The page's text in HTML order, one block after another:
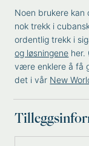
Noen brukere kan
nok trekk i
ordentlig trekk i
og løsningene her.
være enklere å få
det i vår New